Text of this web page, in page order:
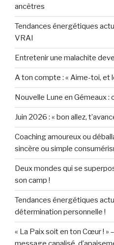
ancêtres
Tendances énergétiques
VRAI
Entretenir une malachite
A ton compte : « Aime-toi, et
Nouvelle Lune en Gémeaux :
Juin 2026 : « bon allez,
Coaching amoureux ou
sincère ou simple
Deux mondes qui se
son camp !
Tendances énergétiques
détermination personnelle !
« La Paix soit en ton Cœur ! »